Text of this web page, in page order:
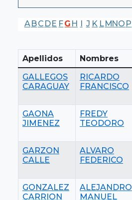
A BC DE FG H I J K LMNO P
Apellidos Nombres
GALLEGOS
CARAGUAY
RICARDO
FRANCISCO
GAONA
JIMENEZ
FREDY
TEODORO
GARZON
CALLE
ALVARO
FEDERICO
GONZALEZ
CARRION
ALEJANDRO
MANUEL